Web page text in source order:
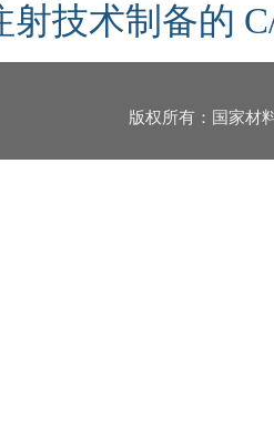
射技术制备的
版权所有：国家材